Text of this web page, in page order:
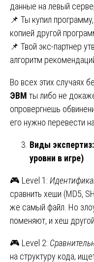
данные на левый
📌 Ты купил
копией другой
📌 Твой экс-партнер
алгоритм
Во всех этих случаях
ЭВМ ты либо не
опровергнешь
его нужно перевести
Виды
уровни в игре)
🎮 Level 1:
сравнить хеши (MD5,
же самый файл. Но
поменяют, и хеш другой.
🎮 Level 2:
на структуру кода,